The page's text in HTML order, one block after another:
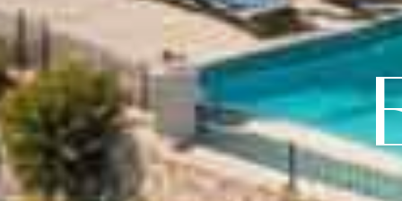
Viajes de
NoticiasBel mij terug
Acepto la política de cookies, la